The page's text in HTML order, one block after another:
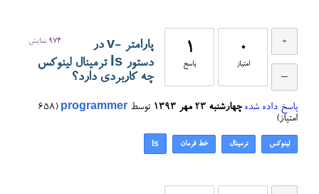
0
امتیاز
1
پاسخ
974 نمایش
پارامتر -v در
دستور ls ترمینال لینوکس
چه کاربردی دارد؟
پاسخ داده شده چهارشنبه ۲۳ مهر ۱۳۹۳ توسط programmer
(
658
امتیاز)
لینوکس ترمینال خط فرمان ls